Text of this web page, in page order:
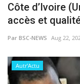
Côte d’Ivoire
accès et
Par BSC-NEWS Aug 22,
Autr'Actu